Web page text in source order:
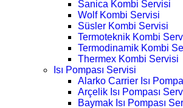
Sanica Kombi Servisi
Wolf Kombi Servisi
Süsler Kombi Servisi
Termoteknik Kombi
Termodinamik Kombi
Thermex Kombi Servisi
Isı Pompası Servisi
Alarko Carrier Isı
Arçelik Isı Pompası
Baymak Isı Pompası